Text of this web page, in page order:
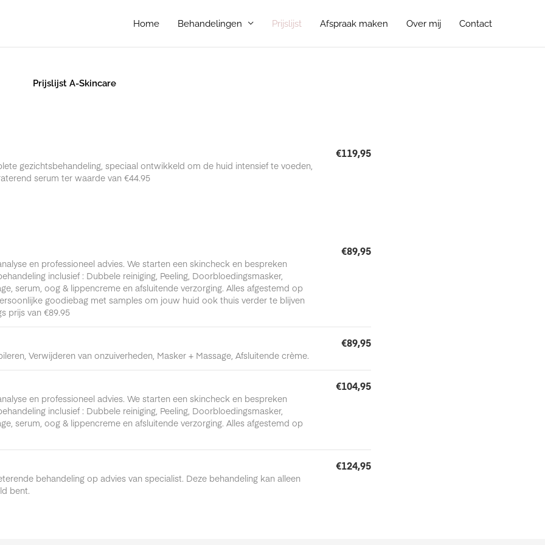
Home Behandelingen Prijslijst Afspraak maken Over mij Contact
Prijslijst A-Skincare